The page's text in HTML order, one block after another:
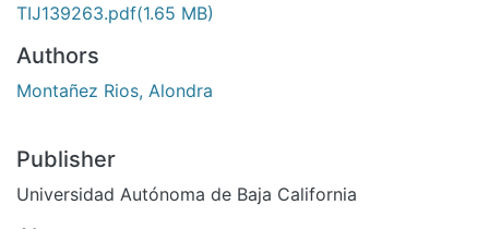
TIJ139263.pdf(1.65 MB)
Authors
Montañez Rios, Alondra
Publisher
Universidad Autónoma de Baja California